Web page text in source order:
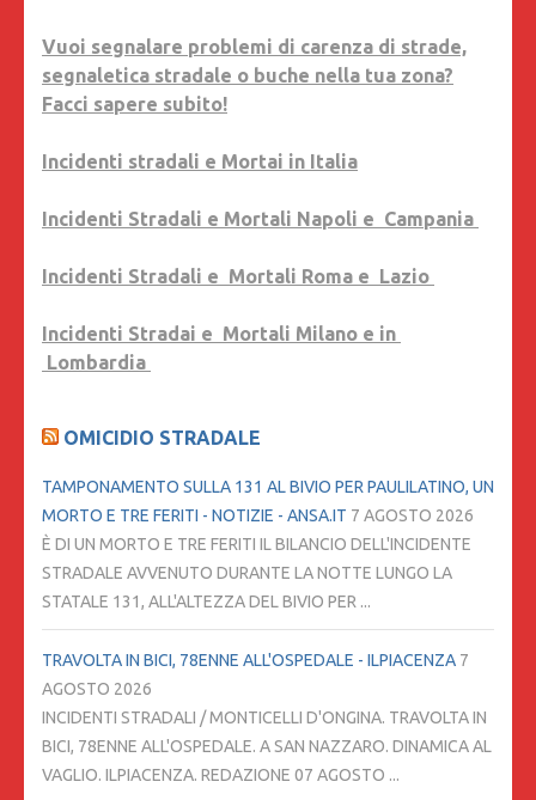
Vuoi segnalare problemi di carenza di strade,
segnaletica stradale o buche nella tua zona?
Facci sapere subito!
Incidenti stradali e Mortai in Italia
Incidenti Stradali e Mortali Napoli e Campania
Incidenti Stradali e Mortali Roma e Lazio
Incidenti Stradai e Mortali Milano e in
Lombardia
OMICIDIO STRADALE
TAMPONAMENTO SULLA 131 AL BIVIO PER PAULILATINO, UN
MORTO E TRE FERITI - NOTIZIE - ANSA.IT 7 AGOSTO 2026
È DI UN MORTO E TRE FERITI IL BILANCIO DELL'INCIDENTE
STRADALE AVVENUTO DURANTE LA NOTTE LUNGO LA
STATALE 131, ALL'ALTEZZA DEL BIVIO PER ...
TRAVOLTA IN BICI, 78ENNE ALL'OSPEDALE - ILPIACENZA 7
AGOSTO 2026
INCIDENTI STRADALI / MONTICELLI D'ONGINA. TRAVOLTA IN
BICI, 78ENNE ALL'OSPEDALE. A SAN NAZZARO. DINAMICA AL
VAGLIO. ILPIACENZA. REDAZIONE 07 AGOSTO ...